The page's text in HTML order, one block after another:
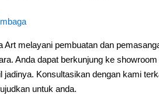
Art melayani pembuatan dan
Anda dapat berkunjung ke
jadinya. Konsultasikan dengan kami
untuk anda.